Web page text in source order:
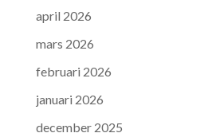
april 2026
mars 2026
februari 2026
januari 2026
december 2025